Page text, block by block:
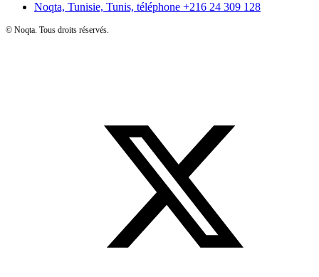
Noqta, Tunisie, Tunis, téléphone +216 24 309 128
© Noqta. Tous droits réservés.